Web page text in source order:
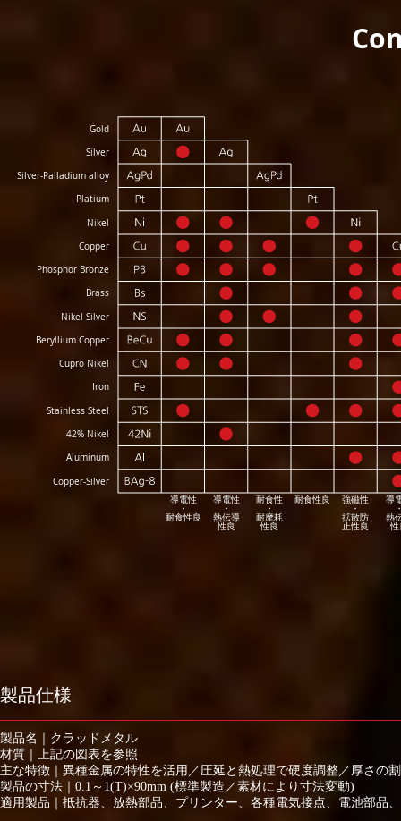
Gold
Copper-Silver
Silver
Silver-Palladium alloy
Platium
Nikel
Copper
Phosphor Bronze
Brass
Nikel Silver
Beryllium Copper
Cupro Nikel
Iron
Stainless Steel
42% Nikel
Aluminum
導電性
・
耐食性良
導電性
・
熱伝導
性良
耐食性
・
耐摩耗
性良
耐食性良
強磁性
・
拡散防
止性良
導
熱
性
製品仕様
製品名｜クラッドメタル
材質｜上記の図表を参照
主な特徴｜異種金属の特性を活用／圧延と熱処理で硬度調整／厚さの
製品の寸法｜0.1～1(T)×90mm (標準製造／素材により寸法変動)
適用製品｜抵抗器、放熱部品、プリンター、各種電気接点、電池部品